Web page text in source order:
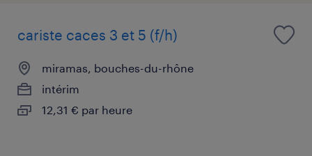
cariste caces 3 et 5 (f/h)
miramas, bouches-du-rhône
intérim
12,31 € par heure